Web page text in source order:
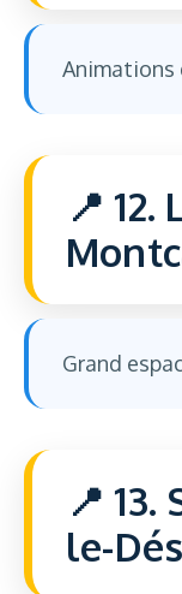
Animations
12.
Grand
13.
le-